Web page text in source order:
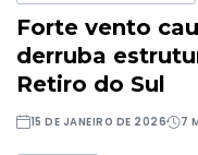
Forte vento
derruba
Retiro do Sul
15 DE JANEIRO DE 2026 7